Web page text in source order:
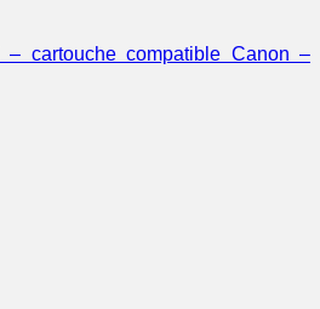
cartouche compatible Canon –